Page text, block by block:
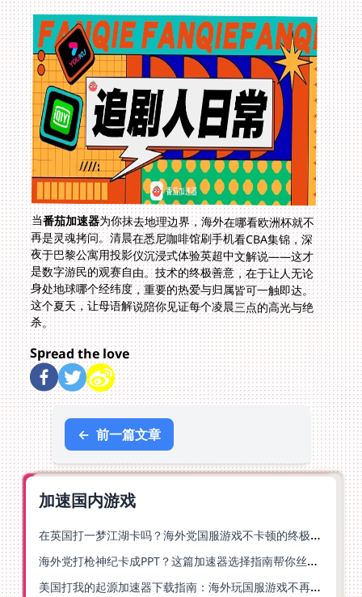
当番茄加速器为你抹去地理边界，海外在哪看欧洲杯就不
再是灵魂拷问。清晨在悉尼咖啡馆刷手机看CBA集锦，深
夜于巴黎公寓用投影仪沉浸式体验英超中文解说——这才
是数字游民的观赛自由。技术的终极善意，在于让人无论
身处地球哪个经纬度，重要的热爱与归属皆可一触即达。
这个夏天，让母语解说陪你见证每个凌晨三点的高光与绝
杀。
Spread the love
← 前一篇文章
加速国内游戏
在英国打一梦江湖卡吗？海外党国服游戏不卡顿的终极解法
海外党打枪神纪卡成PPT？这篇加速器选择指南帮你丝滑上分
美国打我的起源加速器下载指南：海外玩国服游戏不再卡的终极方案